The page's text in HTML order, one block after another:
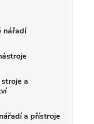
nářadí
a
a přístroje